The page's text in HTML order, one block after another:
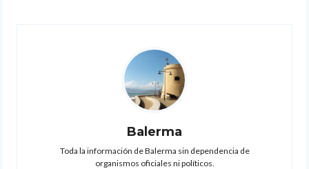
Balerma
Toda la información de Balerma sin dependencia de
organismos oficiales ni políticos.